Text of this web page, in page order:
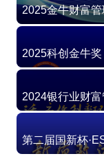
2025金牛财富
2025科创金牛奖
2024银行业财
第二届国新杯